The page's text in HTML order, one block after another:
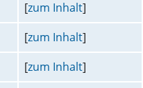
[zum Inhalt]
[zum Inhalt]
[zum Inhalt]